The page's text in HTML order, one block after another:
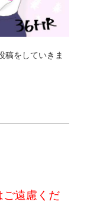
稿をしていきま
遠慮くだ